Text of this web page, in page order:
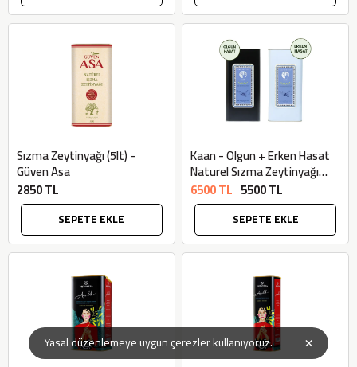
Sızma Zeytinyağı (5lt) -
Güven Asa
2850 TL
SEPETE EKLE
Kaan - Olgun + Erken Hasat
Naturel Sızma Zeytinyağı
(2x5L = 10 litre) - Bilgem
Zeytincilik
6500 TL 5500 TL
SEPETE EKLE
Yasal düzenlemeye uygun çerezler kullanıyoruz. ×